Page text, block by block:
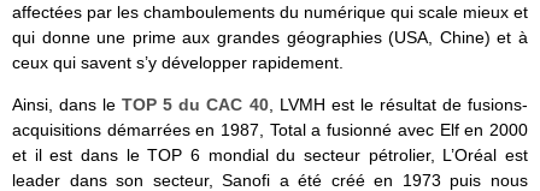
affectées par les chamboulements du numérique qui scale mieux et
qui donne une prime aux grandes géographies (USA, Chine) et à
ceux qui savent s’y développer rapidement.
Ainsi, dans leTOP 5 du CAC 40, LVMH est le résultat de fusions-
acquisitions démarrées en 1987, Total a fusionné avec Elf en 2000
et il est dans le TOP 6 mondial du secteur pétrolier, L’Oréal est
leader dans son secteur, Sanofi a été créé en 1973 puis nous